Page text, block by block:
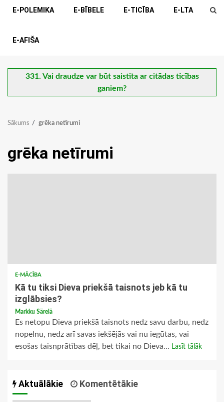
E-POLEMIKA E-BĪBELE E-TICĪBA E-LTA
E-AFIŠA
331. Vai draudze var būt saistīta ar citādas ticības
ganiem?
Sākums grēka netīrumi
grēka netīrumi
E-MĀCĪBA
Kā tu tiksi Dieva priekšā taisnots jeb kā tu
izglābsies?
Markku Särelä
Es netopu Dieva priekšā taisnots nedz savu darbu, nedz
nopelnu, nedz arī savas iekšējās vai nu iegūtas, vai
esošas taisnprātības dēļ, bet tikai no Dieva... Lasīt tālāk
Aktuālākie Komentētākie